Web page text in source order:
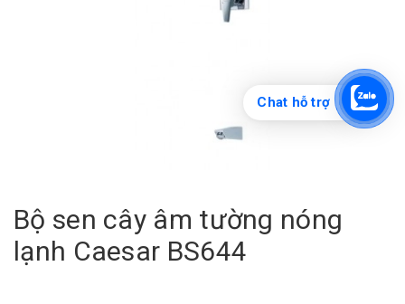
Bộ sen cây âm tường nóng
lạnh Caesar BS644
Chat hỗ trợ